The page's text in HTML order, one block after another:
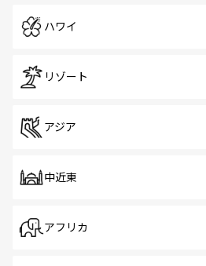
ハワイ
リゾート
アジア
中近東
アフリカ